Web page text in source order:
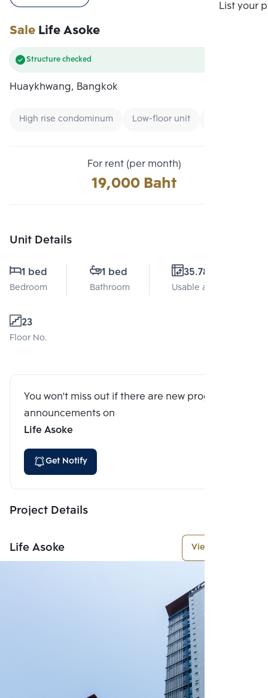
List your
SaleLife Asoke
Structure checked
Huaykhwang, Bangkok
High rise condominum Low-floor unit
For rent (per month)
19,000 Baht
Unit Details
1 bed
Bedroom
1 bed
Bathroom
35.78 Sq.m.
Usable area
23
Floor No.
You won't miss out if there are new program
announcements on
Life Asoke
Get Notify
Project Details
Life Asoke View More